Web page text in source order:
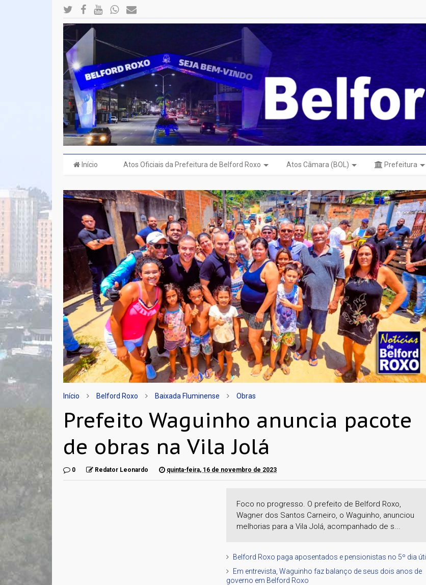
Início Atos Oficiais da Prefeitura de Belford Roxo Atos Câmara (BOL) Prefeitura
Início Belford Roxo Baixada Fluminense Obras
Prefeito Waguinho anuncia pacote
de obras na Vila Jolá
0 Redator Leonardo quinta-feira, 16 de novembro de 2023
Foco no progresso. O prefeito de Belford Roxo,
Wagner dos Santos Carneiro, o Waguinho, anunciou
melhorias para a Vila Jolá, acompanhado de s...
Belford Roxo paga aposentados e pensionistas no 5º dia útil
Em entrevista, Waguinho faz balanço de seus dois anos de
governo em Belford Roxo